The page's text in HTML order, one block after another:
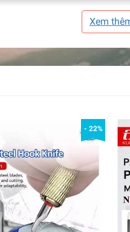
Craft Tools High
bao gồm cán holder - cái
Xem
- 22%